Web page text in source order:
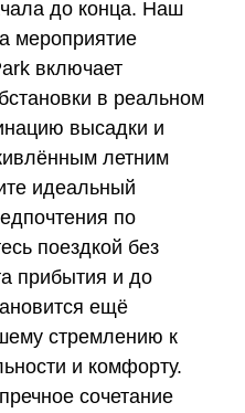
до конца. Наш
мероприятие
включает
в реальном
высадки и
летним
идеальный
по
поездкой без
прибытия и до
ещё
стремлению к
и комфорту.
сочетание